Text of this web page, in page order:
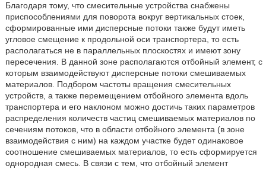
Благодаря тому, что смесительные устройства снабжены
приспособлениями для поворота вокруг вертикальных стоек,
сформированные ими дисперсные потоки также будут иметь
угловое смещение к продольной оси транспортера, то есть
располагаться не в параллельных плоскостях и имеют зону
пересечения. В данной зоне располагаются отбойный элемент, с
которым взаимодействуют дисперсные потоки смешиваемых
материалов. Подбором частоты вращения смесительных
устройств, а также перемещением отбойного элемента вдоль
транспортера и его наклоном можно достичь таких параметров
распределения количеств частиц смешиваемых материалов по
сечениям потоков, что в области отбойного элемента (в зоне
взаимодействия с ним) на каждом участке будет одинаковое
соотношение смешиваемых материалов, то есть сформируется
однородная смесь. В связи с тем, что отбойный элемент